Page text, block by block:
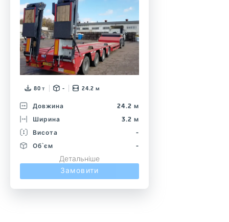
80 т - 24.2 м
Довжина
24.2 м
Ширина
3.2 м
Висота
-
Об`єм
-
Детальніше
Замовити